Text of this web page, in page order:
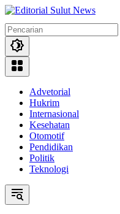
Langsung
konten
Advetorial
Hukrim
Internasional
Kesehatan
Otomotif
Pendidikan
Politik
Teknologi